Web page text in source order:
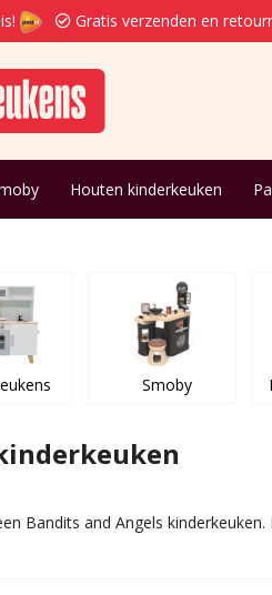
Gratis verzenden en
Houten kinderkeuken
Smoby
Bandits and Angels